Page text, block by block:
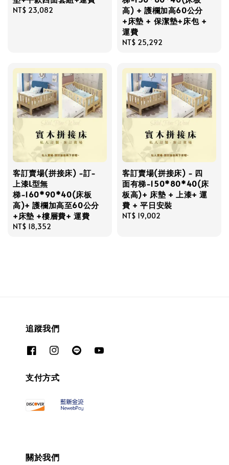
Regular
NT$ 23,082
高) + 護欄加高60公分
+床墊 + 保潔墊+床包 +
運費
Regular
NT$ 25,292
客訂賣場(拼接床) -訂-
上漆L型無
梯-160*90*40(床板
高)+ 護欄加高至60公分
+床墊 +樓層費+ 運費
Regular
NT$ 18,352
客訂賣場(拼接床) - 四
面有梯-150*80*40(床
板高)+ 床墊 + 上漆+ 運
費 + 平日安裝
Regular
NT$ 19,002
追蹤我們
支付方式
關於我們